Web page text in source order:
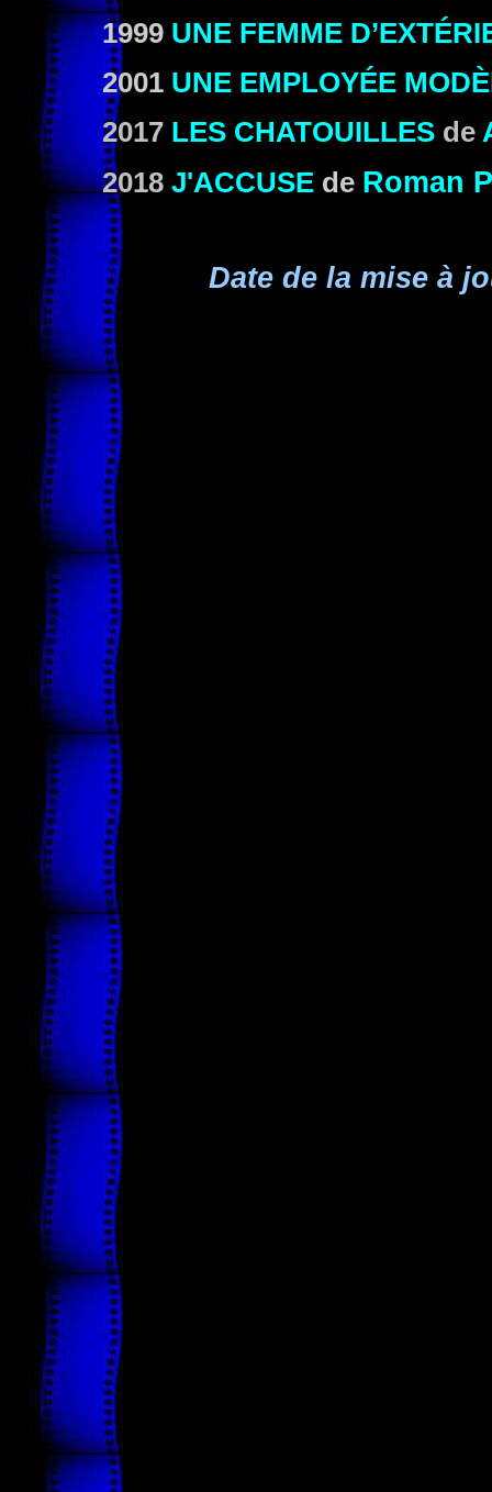
1999 UNE FEMME
2001 UNE EMPLOYÉE
2017 LES CHATOUILLES de
2018 J'ACCUSE de Roman
Date de la mise à